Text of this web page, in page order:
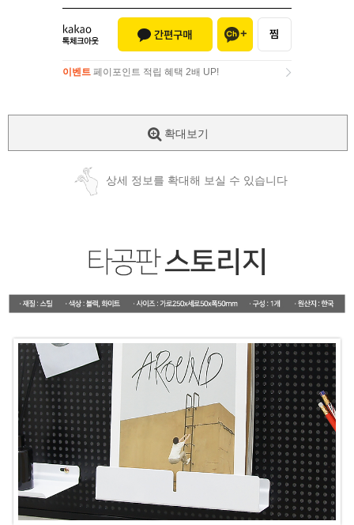
이벤트 페이포인트 적립 혜택 2배 UP!
확대보기
상세 정보를 확대해 보실 수 있습니다